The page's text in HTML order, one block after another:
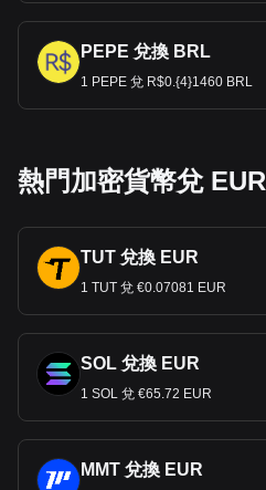
PEPE 兌換 BRL
1 PEPE 兌 R$0.{4}1460 BRL
熱門加密貨幣兌 EUR
TUT 兌換 EUR
1 TUT 兌 €0.07081 EUR
SOL 兌換 EUR
1 SOL 兌 €65.72 EUR
MMT 兌換 EUR